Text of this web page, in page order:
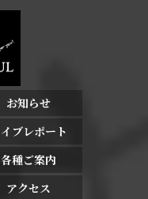
お知らせ
ブレポート
各種ご案内
アクセス